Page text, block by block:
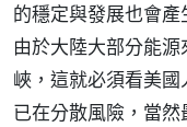
的穩定與發展也會產
由於大陸大部分能
峽，這就必須看美
已在分散風險，當